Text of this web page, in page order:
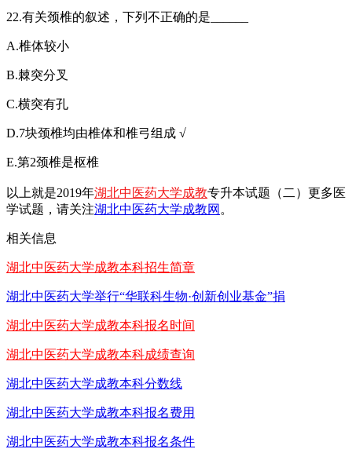
22.有关颈椎的叙述，下列不正确的是______
A.椎体较小
B.棘突分叉
C.横突有孔
D.7块颈椎均由椎体和椎弓组成 √
E.第2颈椎是枢椎
以上就是2019年湖北中医药大学成教专升本试题（二）更多医
学试题，请关注湖北中医药大学成教网 。
相关信息
湖北中医药大学成教本科招生简章
湖北中医药大学举行“华联科生物·创新创业基金”捐
湖北中医药大学成教本科报名时间
湖北中医药大学成教本科成绩查询
湖北中医药大学成教本科分数线
湖北中医药大学成教本科报名费用
湖北中医药大学成教本科报名条件